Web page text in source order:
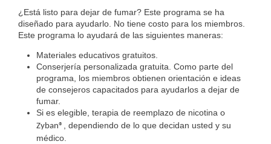
¿Está listo para dejar de fumar? Este programa se ha
diseñado para ayudarlo. No tiene costo para los miembros.
Este programa lo ayudará de las siguientes maneras:
Materiales educativos gratuitos.
Conserjería personalizada gratuita. Como parte del
programa, los miembros obtienen orientación e ideas
de consejeros capacitados para ayudarlos a dejar de
fumar.
Si es elegible, terapia de reemplazo de nicotina o
Zyban® , dependiendo de lo que decidan usted y su
médico.